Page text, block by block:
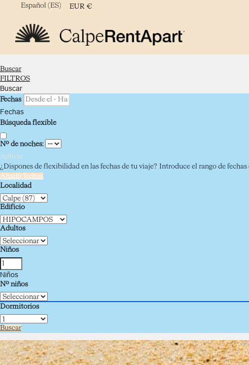
Español (ES) EUR €
Buscar
FILTROS
Buscar
Fechas
Fechas
Búsqueda flexible
Nº de noches:
Aplicar
¿Dispones de flexibilidad en las fechas de tu viaje? Introduce el rango de
Añadir fechas
Localidad
Edificio
Adultos
Niños
Niños
Nº niños
Dormitorios
Buscar